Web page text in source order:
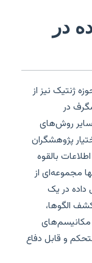
در
ژنتیک نیز از
در
روش‌های
پژوهشگران
بالقوه
مجموعه‌ای از
داده در یک
الگوها،
مکانیسم‌های
و قابل دفاع